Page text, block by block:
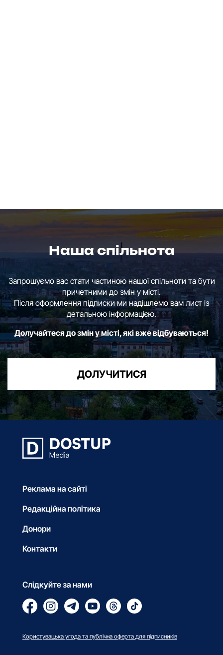
Наша спільнота
Запрошуємо вас стати частиною нашої спільноти та бути
причетними до змін у місті.
Після оформлення підписки ми надішлемо вам лист із
детальною інформацією.
Долучайтеся до змін у місті, які вже відбуваються!
ДОЛУЧИТИСЯ
Реклама на сайті
Редакційна політика
Донори
Контакти
Слідкуйте за нами
Користувацька угода та публічна оферта для підписників